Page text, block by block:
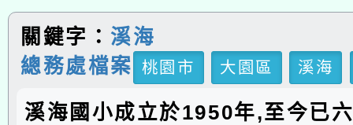
關鍵字： 溪海
總務處檔案
桃園市 大園區 溪海
溪海國小成立於1950年,至今已